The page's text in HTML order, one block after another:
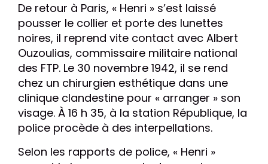
De retour à Paris, « Henri » s’est laissé
pousser le collier et porte des lunettes
noires, il reprend vite contact avec Albert
Ouzoulias, commissaire militaire national
des FTP. Le 30 novembre 1942, il se rend
chez un chirurgien esthétique dans une
clinique clandestine pour « arranger » son
visage. À 16 h 35, à la station République, la
police procède à des interpellations.
Selon les rapports de police, « Henri »